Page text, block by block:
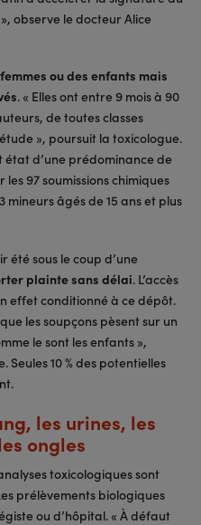
observe le docteur Alice
ou des enfants mais
. « Elles ont entre 9 mois à 90
de toutes classes
», poursuit la toxicologue.
état d’une prédominance de
97 soumissions chimiques
âgés de 15 ans et plus
été sous le coup d’une
plainte sans délai. L’accès
effet conditionné à ce dépôt.
les soupçons pèsent sur un
le sont les enfants »,
10 % des potentielles
les urines, les
ongles
toxicologiques sont
prélèvements biologiques
ou d’hôpital. « À défaut